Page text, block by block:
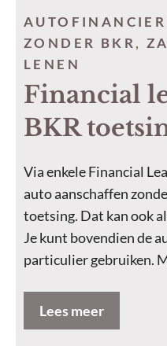
ZONDER BKR,
LENEN
Financial
BKR
Via enkele Financial
auto aanschaffen
toetsing. Dat kan ook
Je kunt bovendien de
particulier gebruiken.
Lees meer